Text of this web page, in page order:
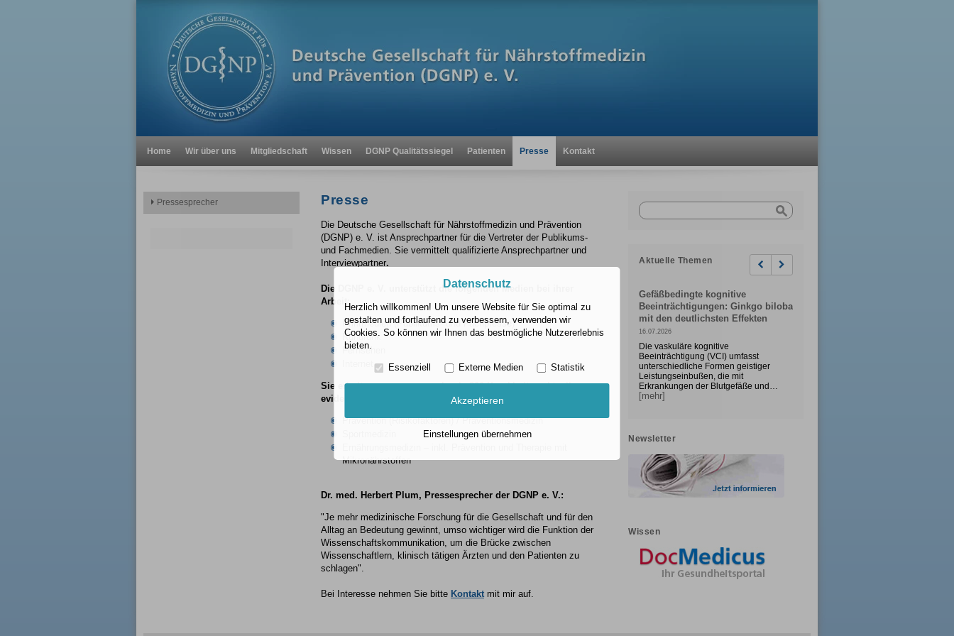
Home Wir über uns Mitgliedschaft Wissen DGNP Qualitätssiegel Patienten Presse Kontakt
Pressesprecher Presse
Die Deutsche Gesellschaft für Nährstoffmedizin und Prävention
(DGNP) e. V. ist Ansprechpartner für die Vertreter der Publikums-
und Fachmedien. Sie vermittelt qualifizierte Ansprechpartner und
Interviewpartner.
Die DGNP e. V. unterstützt die folgenden Medien bei ihrer
Arbeit:
Printmedien (Publikums- und Fachpresse)
Rundfunk
Fernsehen
Sie erhalten von uns zu mehr als 800 Krankheiten aktuelles
evidenzbasiertes Wissen (EBM) zu den Themen:
Prävention (Risikofaktoren) / Präventionsmedizin
Mikronährstoffen
Dr. med. Herbert Plum, Pressesprecher der DGNP e. V.:
"Je mehr medizinische Forschung für die Gesellschaft und für den
Alltag an Bedeutung gewinnt, umso wichtiger wird die Funktion der
Wissenschaftskommunikation, um die Brücke zwischen
Wissenschaftlern, klinisch tätigen Ärzten und den Patienten zu
schlagen".
Bei Interesse nehmen Sie bitte Kontakt mit mir auf.
Aktuelle Themen Previous
Gefäßbedingte kognitive
Beeinträchtigungen: Ginkgo biloba
mit den deutlichsten Effekten
16.07.2026
Die vaskuläre kognitive
Beeinträchtigung (VCI) umfasst
unterschiedliche Formen geistiger
Leistungseinbußen, die mit
Erkrankungen der Blutgefäße und…
[mehr]
Newsletter
Wissen
Datenschutz
Herzlich willkommen! Um unsere Website für Sie optimal zu
gestalten und fortlaufend zu verbessern, verwenden wir
Cookies. So können wir Ihnen das bestmögliche Nutzererlebnis
bieten.
Essenziell Externe Medien Statistik
Akzeptieren
Einstellungen übernehmen